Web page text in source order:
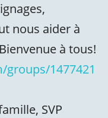
nous aider à
à tous!
1477421
SVP